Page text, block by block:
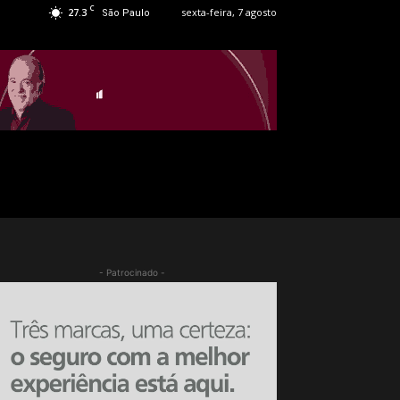
27.3 C São Paulo sexta-feira, 7 agosto
- Patrocinado -